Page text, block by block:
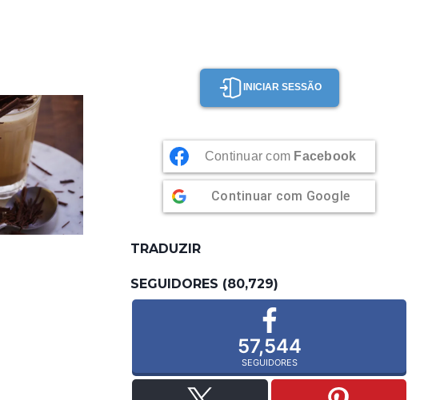
INICIAR SESSÃO
Continuar com Facebook
Continuar com Google
TRADUZIR
SEGUIDORES (80,729)
57,544
SEGUIDORES